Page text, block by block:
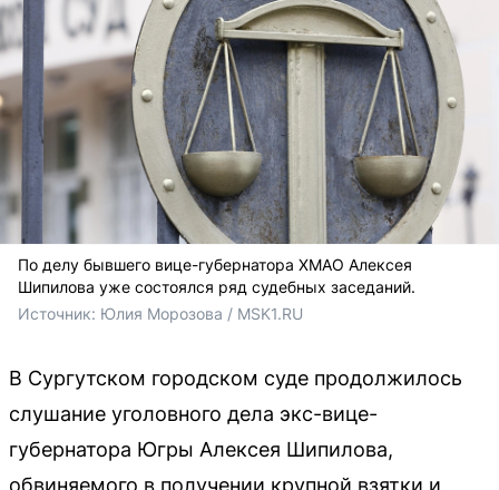
По делу бывшего вице-губернатора ХМАО Алексея
Шипилова уже состоялся ряд судебных заседаний.
Источник: Юлия Морозова / MSK1.RU
В Сургутском городском суде продолжилось
слушание уголовного дела экс-вице-
губернатора Югры Алексея Шипилова,
обвиняемого в получении крупной взятки и